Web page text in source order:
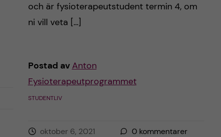
och är fysioterapeutstudent termin 4, om
ni vill veta […]
Postad avAnton
Fysioterapeutprogrammet
STUDENTLIV
oktober 6, 2021 0kommentarer